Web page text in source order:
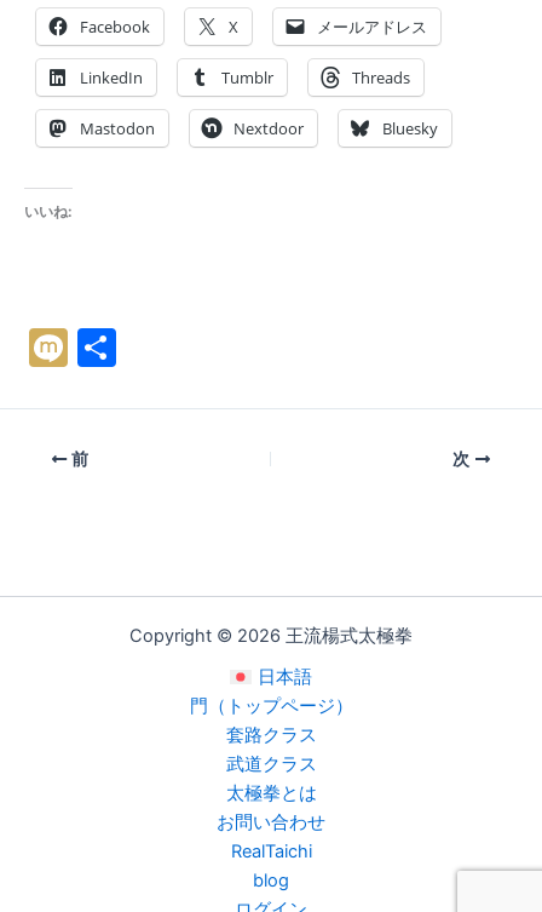
Facebook X メールアドレス
LinkedIn Tumblr Threads
Mastodon Nextdoor Bluesky
いいね:
M
i
前 次
Copyright © 2026 王流楊式太極拳
日本語
門（トップページ）
套路クラス
武道クラス
太極拳とは
お問い合わせ
RealTaichi
blog